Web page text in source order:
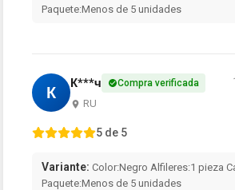
Paquete:Menos de 5 unidades
К К***ч Compra verificada
RU
5 de 5
Variante: Color:Negro Alfileres:1 pieza
Paquete:Menos de 5 unidades